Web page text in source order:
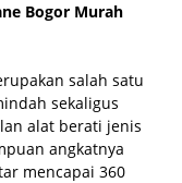
Bogor Murah
salah satu
sekaligus
alat berati jenis
angkatnya
mencapai 360